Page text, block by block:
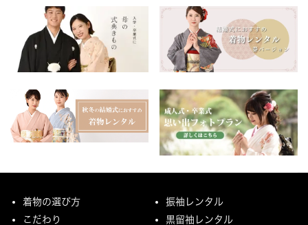
着物の選び方
こだわり
振袖レンタル
黒留袖レンタル